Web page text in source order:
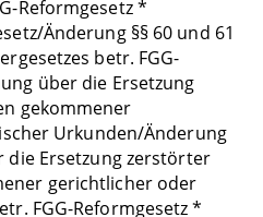
Reformgesetz *
Änderung §§ 60 und 61
betr. FGG-
über die Ersetzung
gekommener
Urkunden/Änderung
die Ersetzung zerstörter
gerichtlicher oder
FGG-Reformgesetz *